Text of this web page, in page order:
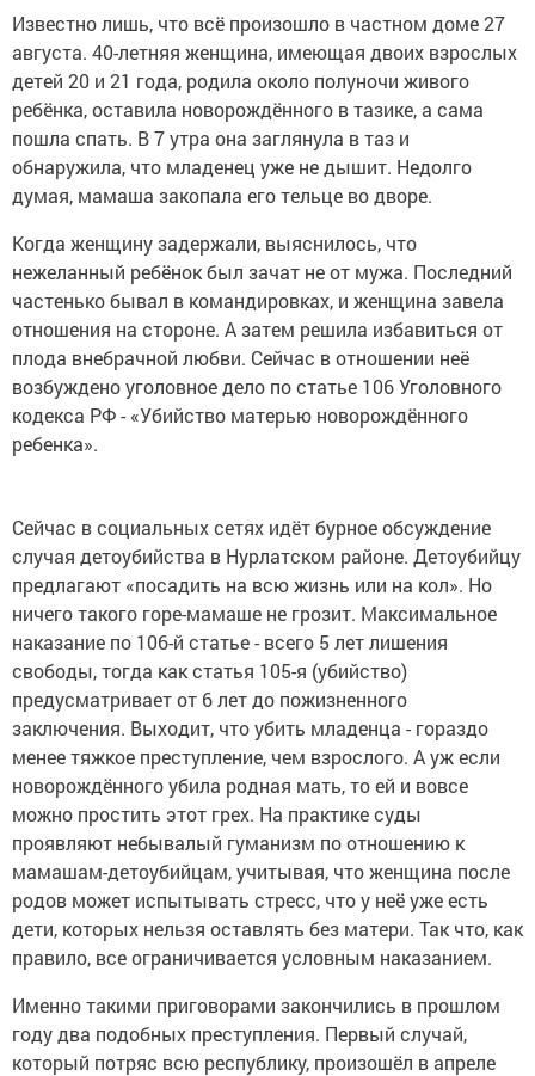
Известно лишь, что всё произошло в частном доме 27
августа. 40-летняя женщина, имеющая двоих взрослых
детей 20 и 21 года, родила около полуночи живого
ребёнка, оставила новорождённого в тазике, а сама
пошла спать. В 7 утра она заглянула в таз и
обнаружила, что младенец уже не дышит. Недолго
думая, мамаша закопала его тельце во дворе.
Когда женщину задержали, выяснилось, что
нежеланный ребёнок был зачат не от мужа. Последний
частенько бывал в командировках, и женщина завела
отношения на стороне. А затем решила избавиться от
плода внебрачной любви. Сейчас в отношении неё
возбуждено уголовное дело по статье 106 Уголовного
кодекса РФ - «Убийство матерью новорождённого
ребенка».
Сейчас в социальных сетях идёт бурное обсуждение
случая детоубийства в Нурлатском районе. Детоубийцу
предлагают «посадить на всю жизнь или на кол». Но
ничего такого горе-мамаше не грозит. Максимальное
наказание по 106-й статье - всего 5 лет лишения
свободы, тогда как статья 105-я (убийство)
предусматривает от 6 лет до пожизненного
заключения. Выходит, что убить младенца - гораздо
менее тяжкое преступление, чем взрослого. А уж если
новорождённого убила родная мать, то ей и вовсе
можно простить этот грех. На практике суды
проявляют небывалый гуманизм по отношению к
мамашам-детоубийцам, учитывая, что женщина после
родов может испытывать стресс, что у неё уже есть
дети, которых нельзя оставлять без матери. Так что, как
правило, все ограничивается условным наказанием.
Именно такими приговорами закончились в прошлом
году два подобных преступления. Первый случай,
который потряс всю республику, произошёл в апреле